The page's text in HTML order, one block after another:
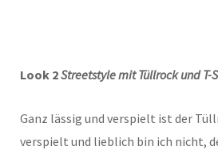
Look 2Streetstyle mit Tüllrock und T-
Ganz lässig und verspielt ist der
verspielt und lieblich bin ich nicht,